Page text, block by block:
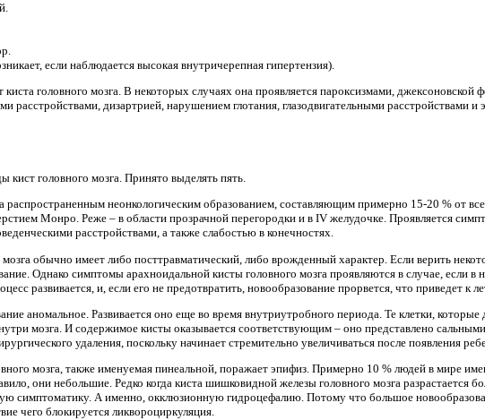
если наблюдается высокая внутричерепная гипертензия).
головного мозга. В некоторых случаях она проявляется пароксизмами, джексоновской
расстройствами, дизартрией, нарушением глотания, глазодвигательными расстройствами и
кист головного мозга. Принято выделять пять.
распространенным неонкологическим образованием, составляющим примерно 15-20 % от
Монро. Реже – в области прозрачной перегородки и в IV желудочке. Проявляется
расстройствами, а также слабостью в конечностях.
мозга обычно имеет либо посттравматический, либо врожденный характер. Если верить
Однако симптомы арахноидальной кисты головного мозга проявляются в случае, если в
развивается, и, если его не предотвратить, новообразование прорвется, что приведет к
аномальное. Развивается оно еще во время внутриутробного периода. Те клетки,
мозга. И содержимое кисты оказывается соответствующим – оно представлено
удаления, поскольку начинает стремительно увеличиваться после появления
мозга, также именуемая пинеальной, поражает эпифиз. Примерно 10 % людей в мире
они небольшие. Редко когда киста шишковидной железы головного мозга разрастается
симптоматику. А именно, окклюзионную гидроцефалию. Потому что большое
чего блокируется ликвороциркуляция.